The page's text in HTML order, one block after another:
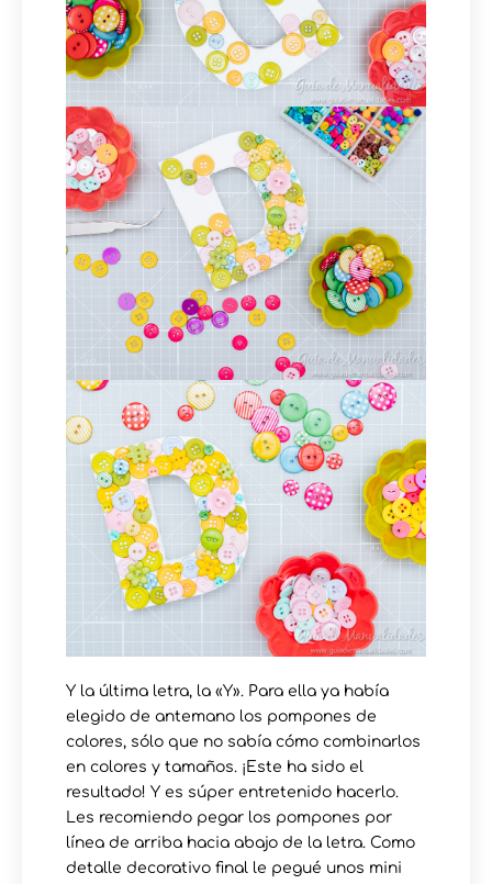
Y la última letra, la «Y». Para ella ya había
elegido de antemano los pompones de
colores, sólo que no sabía cómo combinarlos
en colores y tamaños. ¡Este ha sido el
resultado! Y es súper entretenido hacerlo.
Les recomiendo pegar los pompones por
línea de arriba hacia abajo de la letra. Como
detalle decorativo final le pegué unos mini